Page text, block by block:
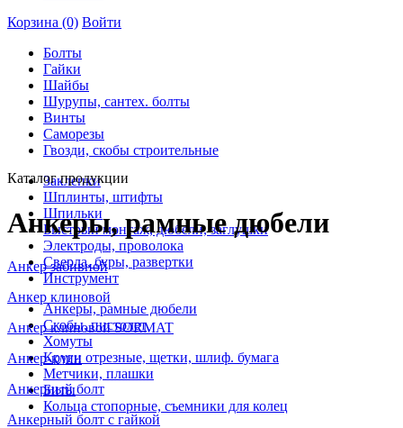
Корзина (0) Войти
Болты
Гайки
Шайбы
Шурупы, сантех. болты
Винты
Саморезы
Гвозди, скобы строительные
Заклепки
Шплинты, штифты
Шпильки
Быстрый монтаж, дюбели, заглушки
Электроды, проволока
Сверла, буры, развертки
Инструмент
Анкеры, рамные дюбели
Скобы, пистолет
Хомуты
Круги отрезные, щетки, шлиф. бумага
Метчики, плашки
Биты
Кольца стопорные, съемники для колец
Каталог продукции
Анкеры, рамные дюбели
Анкер забивной
Анкер клиновой
Анкер клиновой SORMAT
Анкер-клин
Анкерный болт
Анкерный болт с гайкой